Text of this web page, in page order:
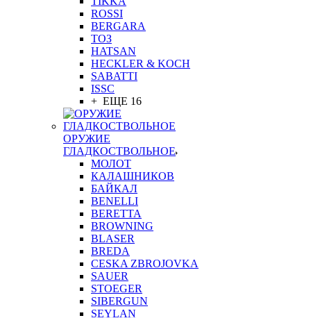
ROSSI
BERGARA
ТОЗ
HATSAN
HECKLER & KOCH
SABATTI
ISSC
+ ЕЩЕ 16
ОРУЖИЕ
ГЛАДКОСТВОЛЬНОЕ
МОЛОТ
КАЛАШНИКОВ
БАЙКАЛ
BENELLI
BERETTA
BROWNING
BLASER
BREDA
CESKA ZBROJOVKA
SAUER
STOEGER
SIBERGUN
SEYLAN